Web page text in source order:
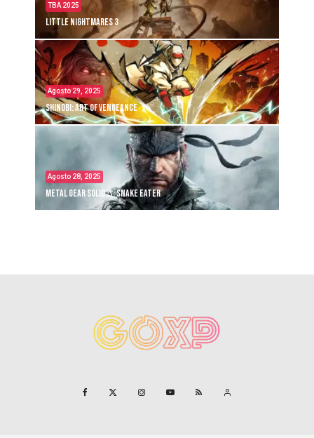
TBA 2025
Little Nightmares 3
Agosto 29, 2025
Shinobi: Art of Vengeance
Agosto 28, 2025
Metal Gear Solid Δ: Snake Eater